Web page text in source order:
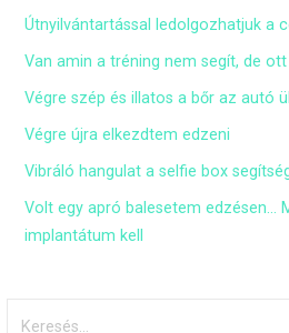
Útnyilvántartással ledolgozhatjuk a
Van amin a tréning nem segít, de
Végre szép és illatos a bőr az autó
Végre újra elkezdtem edzeni
Vibráló hangulat a selfie box
Volt egy apró balesetem edzésen…
implantátum kell